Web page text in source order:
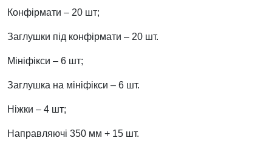
Конфірмати – 20 шт;
Заглушки під конфірмати – 20 шт.
Мініфікси – 6 шт;
Заглушка на мініфікси – 6 шт.
Ніжки – 4 шт;
Направляючі 350 мм + 15 шт.